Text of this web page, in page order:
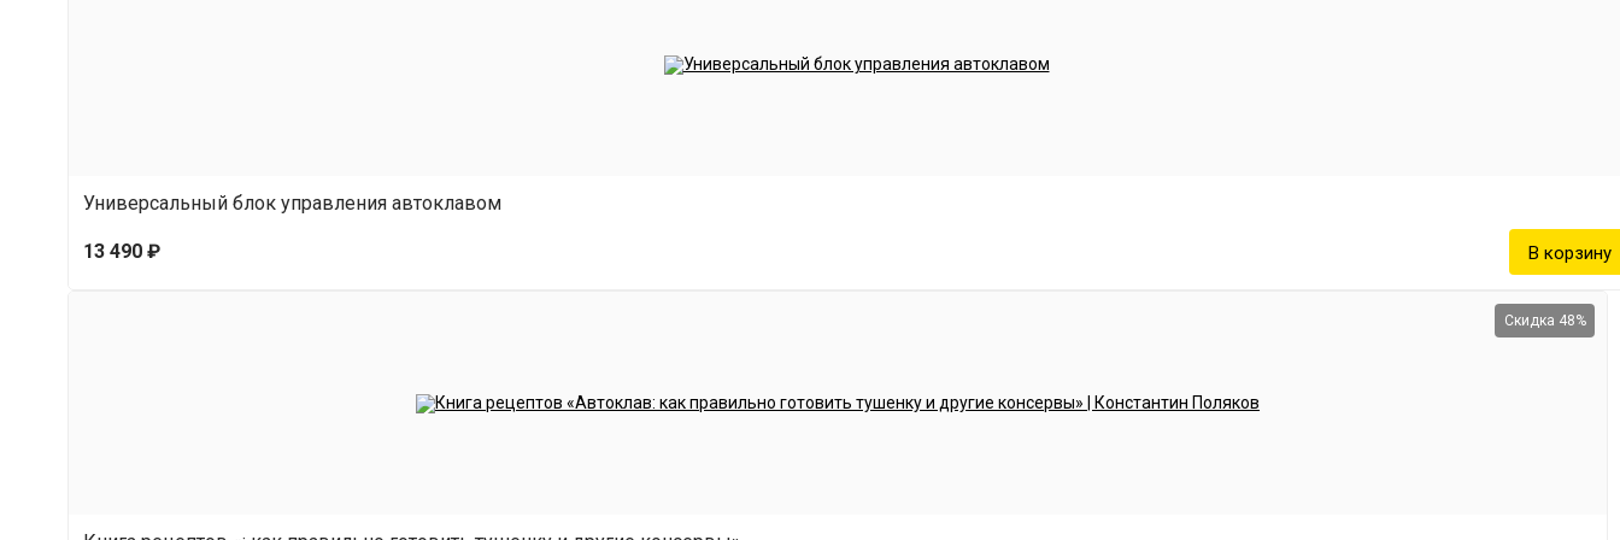
Важно! Блок управления в комплекте не идет! Вы можете докупить его отдельно на нашем сайте.
Современная сварка, крепкие швы
Универсальный блок управления автоклавом
13 490 ₽
Скидка 48%